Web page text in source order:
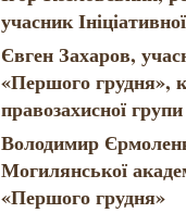
учасник
Євген Захаров,
«Першого грудня»,
правозахисної групи
Володимир
Могилянської
«Першого грудня»